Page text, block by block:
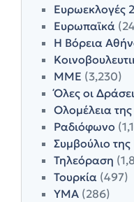
Ευρωεκλογές
Ευρωπαϊκά
Η Βόρεια
ΜΜΕ (3,230)
Όλες οι
Ολομέλεια
Ραδιόφωνο
Συμβούλιο
Τηλεόραση
Τουρκία (497)
ΥΜΑ (286)